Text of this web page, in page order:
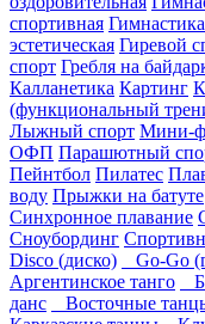
спортивная
эстетическая Гиревой
спорт Гребля на
Калланетика Картинг
(функциональный
Лыжный спорт Мини-
ОФП Парашютный
Пейнтбол Пилатес
воду Прыжки на батуте
Синхронное плавание
Сноубординг
Disco (диско)
Go-Go
Аргентинское танго
данс
Восточные